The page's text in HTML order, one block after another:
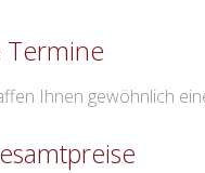
Termine
Ihnen gewöhnlich